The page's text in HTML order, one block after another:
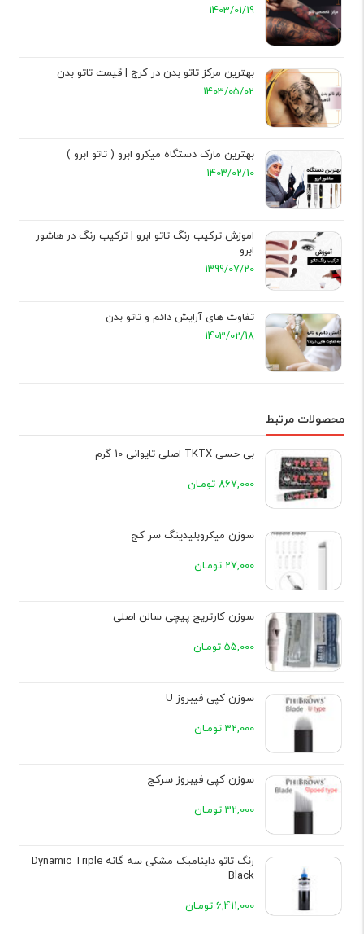
1403/01/19
بهترین مرکز تاتو بدن در کرج | قیمت تاتو بدن
1403/05/02
بهترین مارک دستگاه میکرو ابرو ( تاتو ابرو )
1403/02/10
اموزش ترکیب رنگ تاتو ابرو | ترکیب رنگ در هاشور
ابرو
1399/07/20
تفاوت های آرایش دائم و تاتو بدن
1403/02/18
محصولات مرتبط
بی حسی TKTX اصلی تایوانی 10 گرم
867,000 تومـان
سوزن میکروبلیدینگ سر کج
27,000 تومـان
سوزن کارتریج پیچی سالن اصلی
55,000 تومـان
سوزن کپی فیبروز U
32,000 تومـان
سوزن کپی فیبروز سرکج
32,000 تومـان
رنگ تاتو داینامیک مشکی سه گانه Dynamic Triple
Black
6,411,000 تومـان